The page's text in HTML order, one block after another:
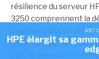
résilience du serveur
3250 comprennent la
avancées des erreurs
réparation et la
plus, le serveur est
HPE élargit sa